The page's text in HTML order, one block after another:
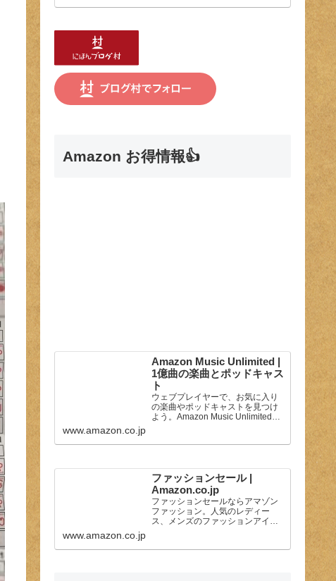
活情報などもご相談ください。
Amazon お得情報👍
Amazon Music Unlimited |
1億曲の楽曲とポッドキャス
ト
ウェブプレイヤーで、お気に入り
の楽曲やポッドキャストを見つけ
よう。Amazon Music Unlimitedで
みいただけます。
www.amazon.co.jp
ファッションセール |
Amazon.co.jp
ファッションセールならアマゾン
ファッション。人気のレディー
ス、メンズのファッションアイテ
料です。（一部を除く）
www.amazon.co.jp